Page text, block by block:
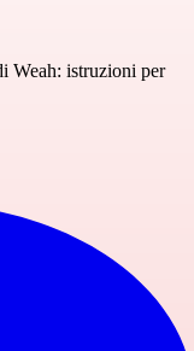
Weah: istruzioni per